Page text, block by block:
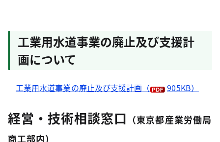
工業用水道事業の廃止及び支援計
画について
工業用水道事業の廃止及び支援計画 （ 905KB）
経営・技術相談窓口 （東京都産業労働局
商工部内）